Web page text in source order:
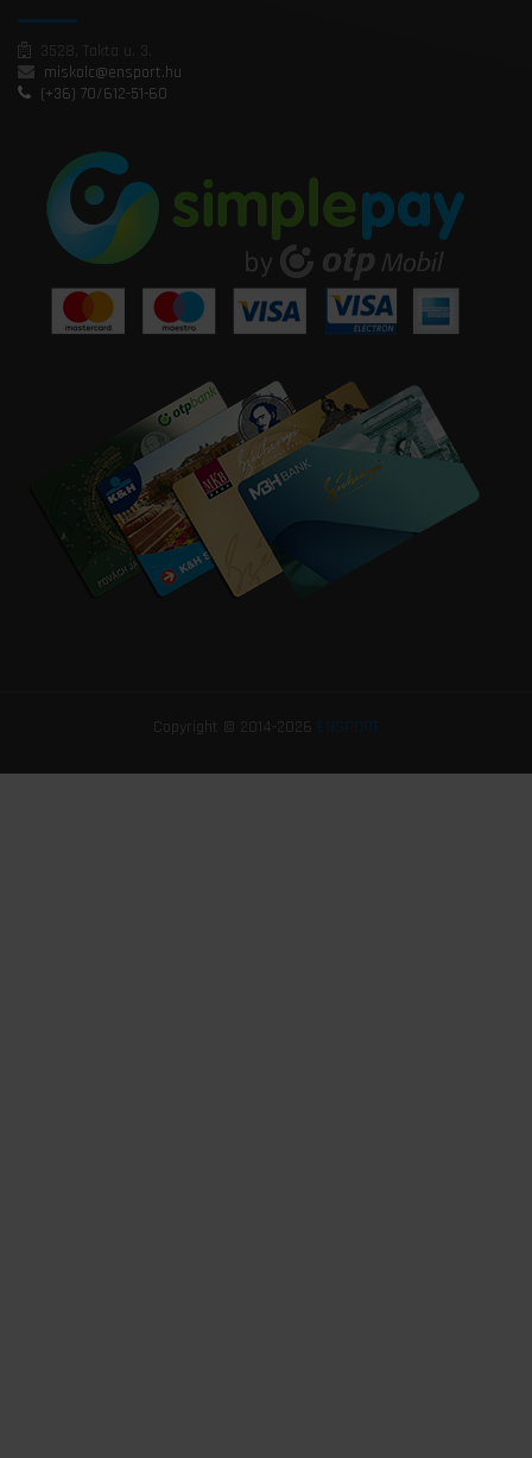
3528, Takta u. 3.
miskolc@ensport.hu
(+36) 70/612-51-60
Copyright © 2014-2026 ENSPORT